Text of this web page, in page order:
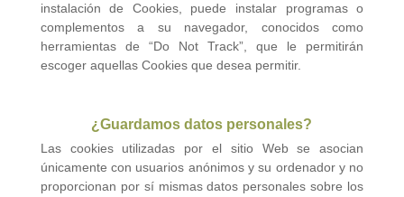
instalación de Cookies, puede instalar programas o
complementos a su navegador, conocidos como
herramientas de “Do Not Track”, que le permitirán
escoger aquellas Cookies que desea permitir.
¿Guardamos datos personales?
Las cookies utilizadas por el sitio Web se asocian
únicamente con usuarios anónimos y su ordenador y no
proporcionan por sí mismas datos personales sobre los